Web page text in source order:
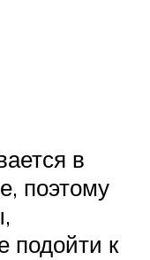
в
поэтому
подойти к